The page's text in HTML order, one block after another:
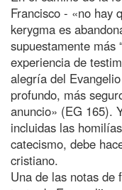
Francisco - «no hay
kerygma es
supuestamente más
experiencia de
alegría del
profundo, más
anuncio» (EG 165).
incluidas las
catecismo, debe
cristiano.
Una de las notas de